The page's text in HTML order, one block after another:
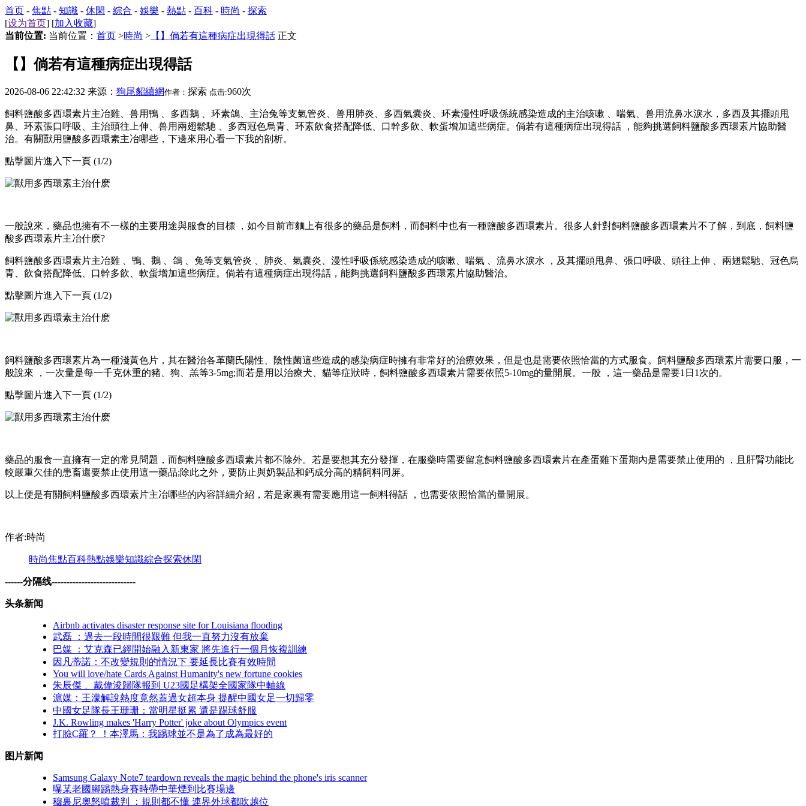
首页 - 焦點 - 知識 - 休閑 - 綜合 - 娛樂 - 熱點 - 百科 - 時尚 - 探索
[设为首页] [加入收藏]
当前位置: 当前位置： 首页 >時尚 > 【】倘若有這種病症出現得話 正文
【】倘若有這種病症出現得話
2026-08-06 22:42:32 来源： 狗尾貂續網作者： 探索 点击:960次
飼料鹽酸多西環素片主冶雞、兽用鴨 、多西鵝 、环素鴿、主治兔等支氣管炎 、兽用肺炎  、多西氣囊炎、环素漫性呼吸係統感染造成的主治咳嗽 、喘氣、兽用流鼻水淚水，多西及其擺頭甩
鼻、环素張口呼吸、主治頭往上伸 、兽用兩翅鬆馳  、多西冠色烏青 、环素飲食搭配降低、口幹多飲、軟蛋增加這些病症。倘若有這種病症出現得話 ，能夠挑選飼料鹽酸多西環素片協助醫
治。有關獸用鹽酸多西環素主冶哪些，下邊來用心看一下我的剖析 。
點擊圖片進入下一頁 (1/2)
一般說來，藥品也擁有不一樣的主要用途與服食的目標 ，如今目前市麵上有很多的藥品是飼料 ，而飼料中也有一種鹽酸多西環素片。很多人針對飼料鹽酸多西環素片不了解 ，到底，飼料鹽
酸多西環素片主冶什麽?
飼料鹽酸多西環素片主冶雞 、鴨、鵝 、鴿 、兔等支氣管炎 、肺炎、氣囊炎、漫性呼吸係統感染造成的咳嗽、喘氣 、流鼻水淚水 ，及其擺頭甩鼻、張口呼吸、頭往上伸 、兩翅鬆馳 、冠色烏
青、飲食搭配降低、口幹多飲、軟蛋增加這些病症。倘若有這種病症出現得話，能夠挑選飼料鹽酸多西環素片協助醫治。
點擊圖片進入下一頁 (1/2)
飼料鹽酸多西環素片為一種淺黃色片，其在醫治各革蘭氏陽性 、陰性菌這些造成的感染病症時擁有非常好的治療效果，但是也是需要依照恰當的方式服食。飼料鹽酸多西環素片需要口服，一
般說來  ，一次量是每一千克休重的豬、狗、羔等3-5mg;而若是用以治療犬 、貓等症狀時，飼料鹽酸多西環素片需要依照5-10mg的量開展。一般 ，這一藥品是需要1日1次的。
點擊圖片進入下一頁 (1/2)
藥品的服食一直擁有一定的常見問題，而飼料鹽酸多西環素片都不除外。若是要想其充分發揮，在服藥時需要留意飼料鹽酸多西環素片在產蛋雞下蛋期內是需要禁止使用的 ，且肝腎功能比
較嚴重欠佳的患畜還要禁止使用這一藥品;除此之外 ，要防止與奶製品和鈣成分高的精飼料同屏。
以上便是有關飼料鹽酸多西環素片主冶哪些的內容詳細介紹，若是家裏有需要應用這一飼料得話 ，也需要依照恰當的量開展。
作者:時尚
時尚焦點百科熱點娛樂知識綜合探索休閑
------分隔线----------------------------
头条新闻
Airbnb activates disaster response site for Louisiana flooding
武磊 ：過去一段時間很艱難 但我一直努力沒有放棄
巴媒 ：艾克森已經開始融入新東家 將先進行一個月恢複訓練
因凡蒂諾：不改變規則的情況下 要延長比賽有效時間
You will love/hate Cards Against Humanity's new fortune cookies
朱辰傑 、戴偉浚歸隊報到 U23國足構架全國家隊中軸線
滬媒：王濛解說熱度竟然蓋過女超本身 提醒中國女足一切歸零
中國女足隊長王珊珊：當明星挺累 還是踢球舒服
J.K. Rowling makes 'Harry Potter' joke about Olympics event
打臉C羅？ ！本澤馬：我踢球並不是為了成為最好的
图片新闻
Samsung Galaxy Note7 teardown reveals the magic behind the phone's iris scanner
曝某老國腳踢熱身賽時帶中華煙到比賽場邊
穆裏尼奧怒噴裁判 ：規則都不懂 連界外球都吹越位